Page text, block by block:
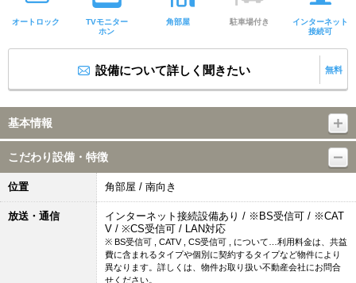
オートロック
TVモニター
ホン
角部屋 駐車場付き
インターネット
接続可
設備について詳しく聞きたい 無料
基本情報
こだわり設備・特徴
位置 角部屋 / 南向き
放送・通信
インターネット接続設備あり / ※BS受信可 / ※CAT
V / ※CS受信可 / LAN対応
※ BS受信可 , CATV , CS受信可 , について…利用料金は、共益
費に含まれるタイプや個別に契約するタイプなど物件により
異なります。詳しくは、物件お取り扱い不動産会社にお問合
せください。